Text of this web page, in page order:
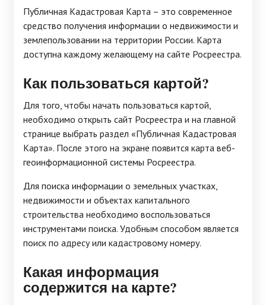
Публичная Кадастровая Карта – это современное
средство получения информации о недвижимости и
землепользовании на территории России. Карта
доступна каждому желающему на сайте Росреестра.
Как пользоваться картой?
Для того, чтобы начать пользоваться картой,
необходимо открыть сайт Росреестра и на главной
странице выбрать раздел «Публичная Кадастровая
Карта». После этого на экране появится карта веб-
геоинформационной системы Росреестра.
Для поиска информации о земельных участках,
недвижимости и объектах капитального
строительства необходимо воспользоваться
инструментами поиска. Удобным способом является
поиск по адресу или кадастровому номеру.
Какая информация
содержится на карте?